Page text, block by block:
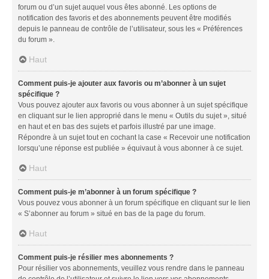
forum ou d’un sujet auquel vous êtes abonné. Les options de
notification des favoris et des abonnements peuvent être modifiés
depuis le panneau de contrôle de l’utilisateur, sous les « Préférences
du forum ».
Haut
Comment puis-je ajouter aux favoris ou m’abonner à un sujet
spécifique ?
Vous pouvez ajouter aux favoris ou vous abonner à un sujet spécifique
en cliquant sur le lien approprié dans le menu « Outils du sujet », situé
en haut et en bas des sujets et parfois illustré par une image.
Répondre à un sujet tout en cochant la case « Recevoir une notification
lorsqu’une réponse est publiée » équivaut à vous abonner à ce sujet.
Haut
Comment puis-je m’abonner à un forum spécifique ?
Vous pouvez vous abonner à un forum spécifique en cliquant sur le lien
« S’abonner au forum » situé en bas de la page du forum.
Haut
Comment puis-je résilier mes abonnements ?
Pour résilier vos abonnements, veuillez vous rendre dans le panneau